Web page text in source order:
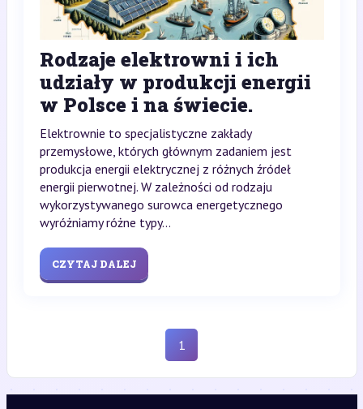
Rodzaje elektrowni i ich
udziały w produkcji energii
w Polsce i na świecie.
Elektrownie to specjalistyczne zakłady
przemysłowe, których głównym zadaniem jest
produkcja energii elektrycznej z różnych źródeł
energii pierwotnej. W zależności od rodzaju
wykorzystywanego surowca energetycznego
wyróżniamy różne typy...
CZYTAJ DALEJ
1